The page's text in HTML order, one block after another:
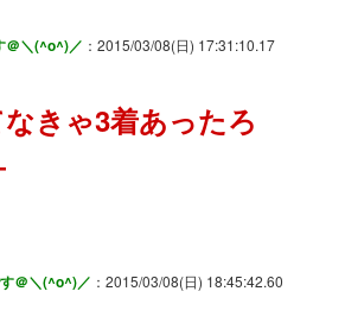
＠＼(^o^)／ ：2015/03/08(日) 17:31:10.17
きゃ3着あったろ
＠＼(^o^)／ ：2015/03/08(日) 18:45:42.60